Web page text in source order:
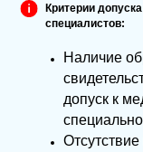
Критерии
специалистов:
Наличие
допуск к